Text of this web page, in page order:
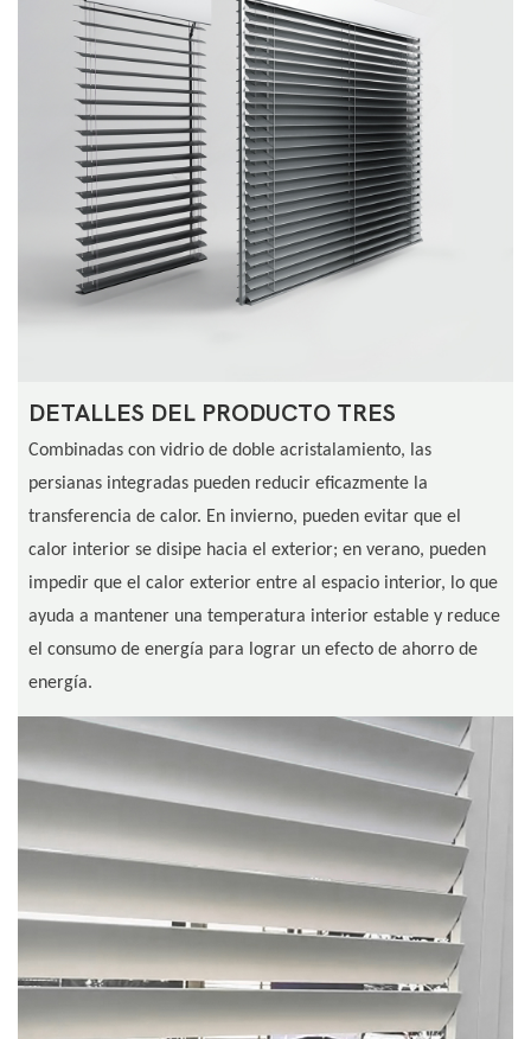
DETALLES DEL PRODUCTO TRES
Combinadas con vidrio de doble acristalamiento, las
persianas integradas pueden reducir eficazmente la
transferencia de calor. En invierno, pueden evitar que el
calor interior se disipe hacia el exterior; en verano, pueden
impedir que el calor exterior entre al espacio interior, lo que
ayuda a mantener una temperatura interior estable y reduce
el consumo de energía para lograr un efecto de ahorro de
energía.